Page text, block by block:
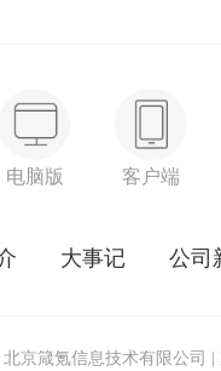
电脑版 客户端
大事记 公司
京箴氪信息技术有限公司 |